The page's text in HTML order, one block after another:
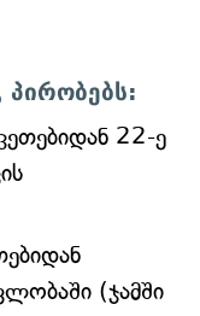
პირობებს:
22-ე
(ჯამში